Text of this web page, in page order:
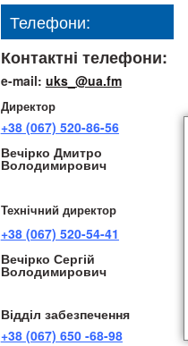
Телефони:
Контактні телефони:
e-mail: uks_@ua.fm
Директор
+38 (067) 520-86-56
Вечірко Дмитро
Володимирович
Технічний директор
+38 (067) 520-54-41
Вечірко Сергій
Володимирович
Відділ забезпечення
+38 (067) 650 -68-98